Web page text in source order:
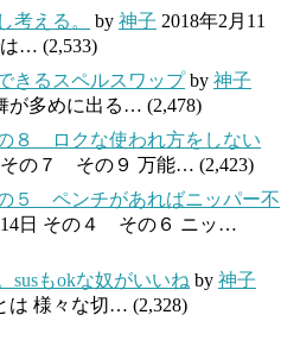
考える。
by 神子 2018年2月11
は… (2,533)
きるスペルスワップby 神子
が多めに出る… (2,478)
８ ロクな使われ方をしない
その７ その９ 万能… (2,423)
５ ペンチがあればニッパー不
日 その４ その６ ニッ…
susもokな奴がいいね by 神子
は 様々な切… (2,328)